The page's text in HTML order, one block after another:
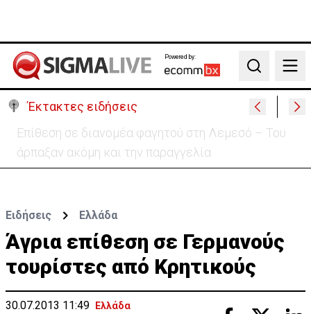
Powered by:
Search
Έκτακτες ειδήσεις
Ο στρατηγός του Τραμπ «αναζητά διέξοδο» από τον
πόλεμο με το Ιράν
Ειδήσεις Ελλάδα
Άγρια επίθεση σε Γερμανούς
τουρίστες από Κρητικούς
30.07.2013 11:49 Ελλάδα